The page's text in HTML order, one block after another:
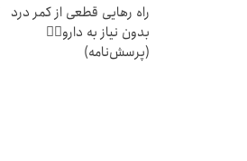
راه رهایی قطعی از کمر درد
بدون نیاز به دارو👈🏻
(پرسش‌نامه)